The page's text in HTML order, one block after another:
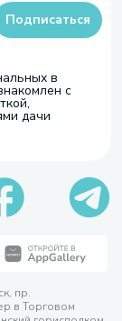
в
с
дачи
Подписаться
пр.
в Торговом